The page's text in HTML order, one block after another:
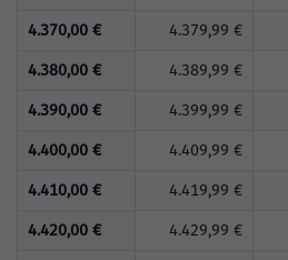
4.370,00 € 4.379,99 €
4.380,00 € 4.389,99 €
4.390,00 € 4.399,99 €
4.400,00 € 4.409,99 €
4.410,00 € 4.419,99 €
4.420,00 € 4.429,99 €